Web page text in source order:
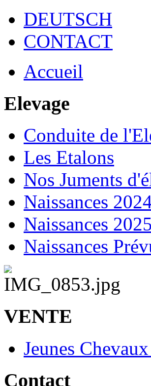
DEUTSCH
CONTACT
Accueil
Elevage
Conduite de
Les Etalons
Nos Juments
Naissances
Naissances 2025
Naissances
VENTE
Jeunes
Contact